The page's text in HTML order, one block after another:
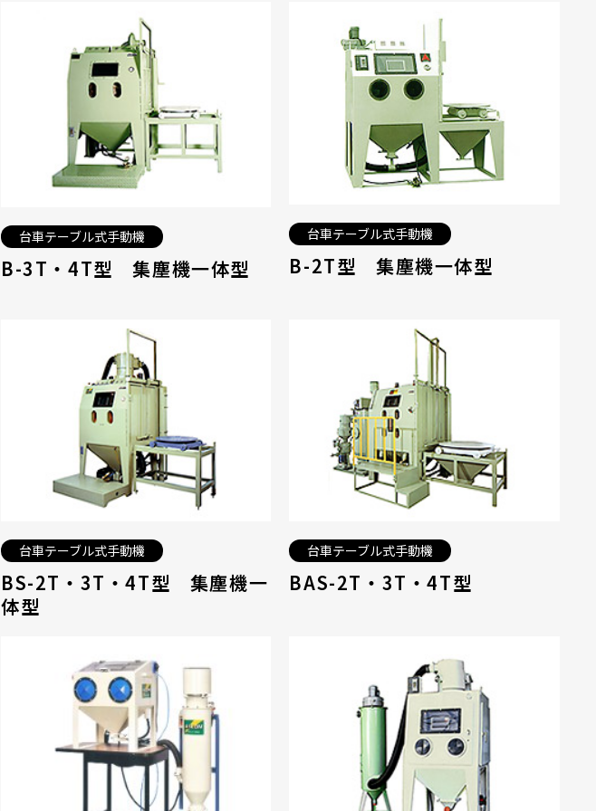
台車テーブル式手動機
B-3T・4T型 集塵機一体型
台車テーブル式手動機
B-2T型 集塵機一体型
台車テーブル式手動機
BS-2T・3T・4T型 集塵機一
体型
台車テーブル式手動機
BAS-2T・3T・4T型